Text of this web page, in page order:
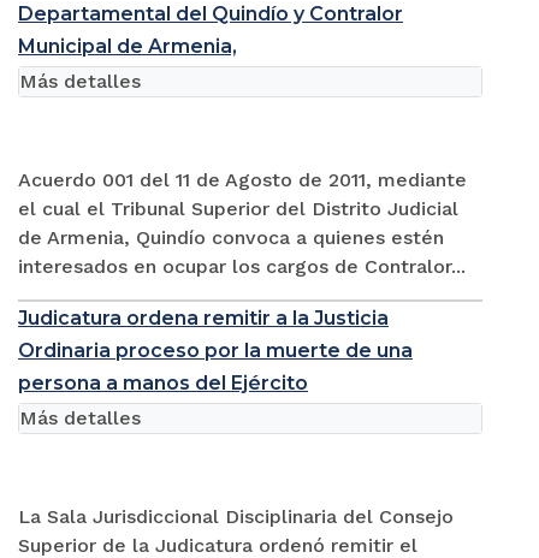
Departamental del Quindío y Contralor
Municipal de Armenia,
Acuerdo 001 del 11 de Agosto de 2011, mediante
el cual el Tribunal Superior del Distrito Judicial
de Armenia, Quindío convoca a quienes estén
interesados en ocupar los cargos de Contralor...
Más detalles
Judicatura ordena remitir a la Justicia
Ordinaria proceso por la muerte de una
persona a manos del Ejército
La Sala Jurisdiccional Disciplinaria del Consejo
Superior de la Judicatura ordenó remitir el
Más detalles